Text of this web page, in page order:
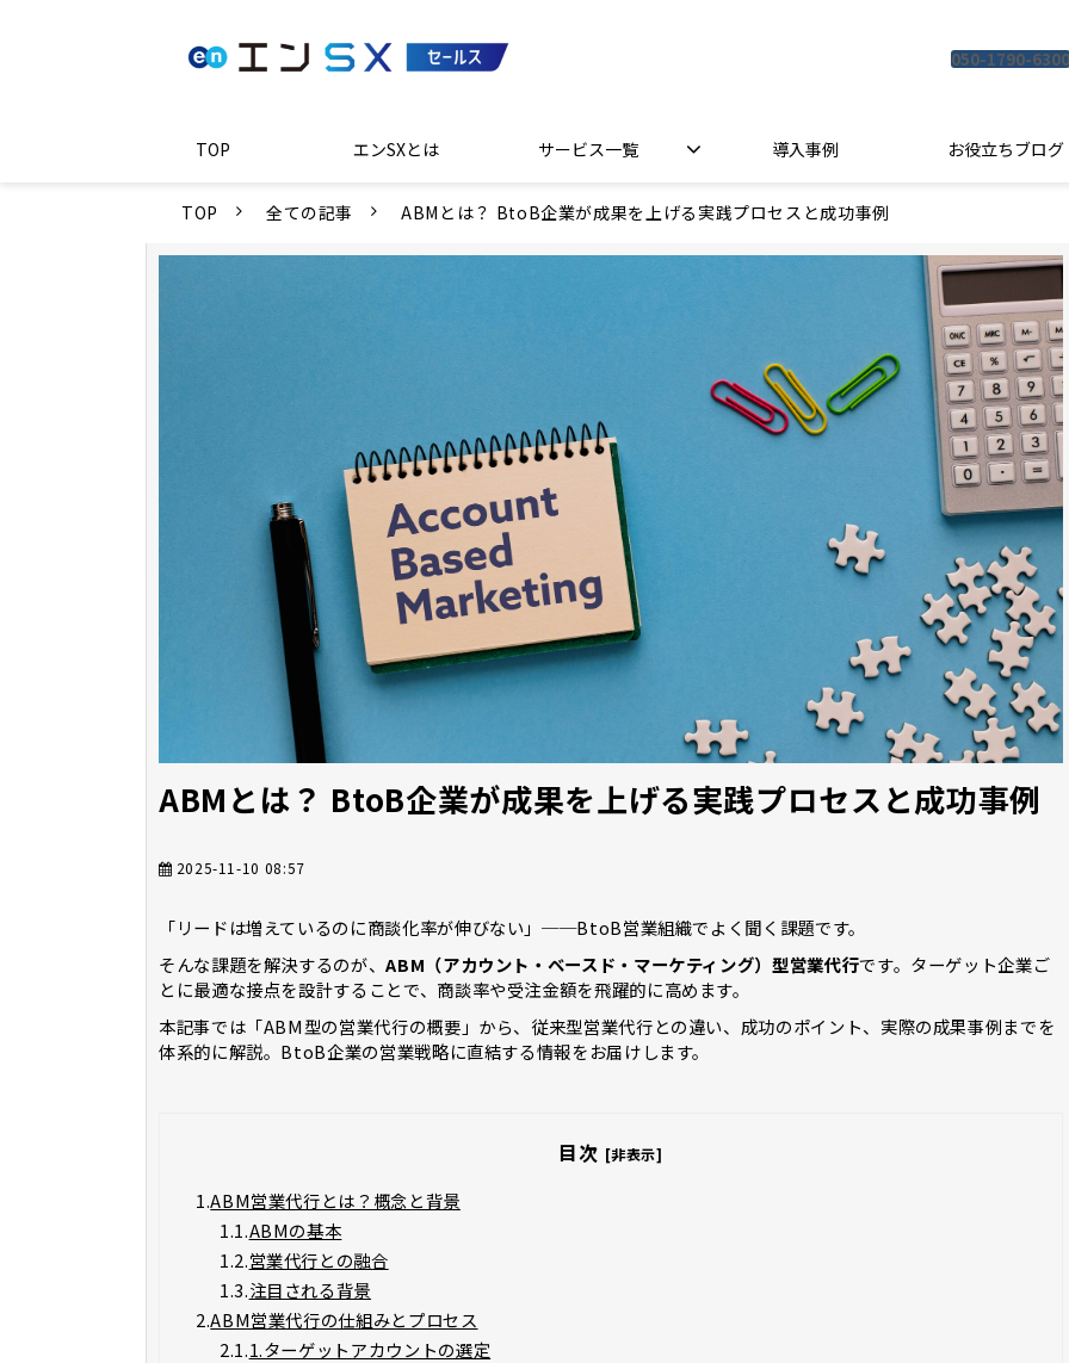
050-1790-6300
TOP エンSXとは サービス一覧 導入事例 お役立ちブログ
TOP 全ての記事 ABMとは？ BtoB企業が成果を上げる実践プロセスと成功事例
ABMとは？ BtoB企業が成果を上げる実践プロセスと成功事例
2025-11-10 08:57
「リードは増えているのに商談化率が伸びない」──BtoB営業組織でよく聞く課題です。
そんな課題を解決するのが、ABM（アカウント・ベースド・マーケティング）型営業代行です。ターゲット企業ご
とに最適な接点を設計することで、商談率や受注金額を飛躍的に高めます。
本記事では「ABM型の営業代行の概要」から、従来型営業代行との違い、成功のポイント、実際の成果事例までを
体系的に解説。BtoB企業の営業戦略に直結する情報をお届けします。
目次 [非表示]
1.ABM営業代行とは？概念と背景
1.1.ABMの基本
1.2.営業代行との融合
1.3.注目される背景
2.ABM営業代行の仕組みとプロセス
2.1.1.ターゲットアカウントの選定